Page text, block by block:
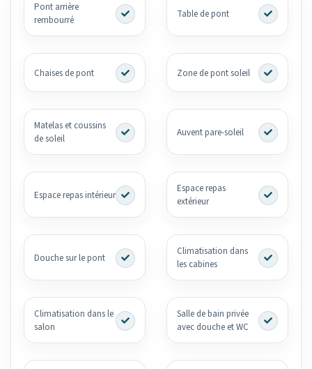
Pont arrière
rembourré
Table de pont
Chaises de pont Zone de pont soleil
Matelas et coussins
de soleil
Auvent pare-soleil
Espace repas intérieur
Espace repas
extérieur
Douche sur le pont
Climatisation dans
les cabines
Climatisation dans le
salon
Salle de bain privée
avec douche et WC